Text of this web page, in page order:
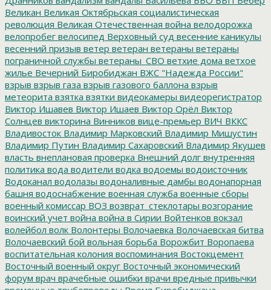
Великан Великая Октябрьская социалистическая
революция Великая Отечественная война велодорожка
велопробег велосипед Верховный суд весенние каникулы
весенний призыв ветер ветеран ветераны ветераны
пограничной службы ветераны_СВО ветхие дома ветхое
жилье Вечерний Биробиджан ВЖС "Надежда России"
взрыв взрыв газа взрыв газового баллона взрыв
метеорита взятка взятки видеокамеры видеорегистратор
Виктор Ишавев Виктор Ишаев Виктор Орёл Виктор
Солнцев викторина Винников вице-премьер ВИЧ ВККС
Владивосток Владимир Марковский Владимир Мишустин
Владимир Путин Владимир Сахаровский Владимир Якушев
власть внеплановая проверка Внешний долг внутренняя
политика вода водители водка водоемы водоисточник
Водоканал водолазы водоналивные дамбы водонапорная
башня водоснабжение военная служба военные сборы
военный комиссар ВОЗ возврат_стеклотары возгорание
воинский учет война война в Сирии Войтенков вокзал
волейбол волк Волонтеры Волочаевка Волочаевская битва
Волочаевский бой вольная борьба Ворожбит Воропаева
воспитательная колония воспоминания Востокцемент
Восточный военный округ Восточный экономический
форум врач врачебные ошибки врачи вредные привычки